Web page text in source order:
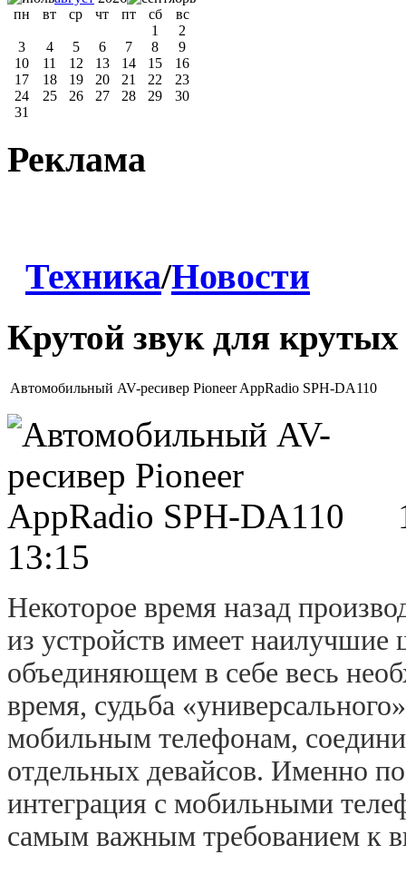
пн
вт ср чт пт сб
вс
1
2
3
4 5 6 7 8
9
10
11 12 13 14 15
16
17
18 19 20 21 22
23
24
25 26 27 28 29
30
31
Реклама
Техника/Новости
Крутой звук для
Автомобильный AV-ресивер Pioneer AppRadio SPH-DA110
13:15
Некоторое время назад
из устройств имеет
объединяющем в себе весь
время, судьба
мобильным телефонам,
отдельных девайсов. Именно
интеграция с мобильными
самым важным требованием к